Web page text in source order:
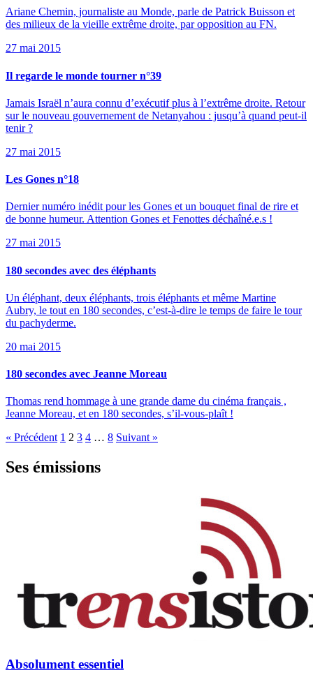
Ariane Chemin, journaliste au Monde, parle de Patrick Buisson et
des milieux de la vieille extrême droite, par opposition au FN.
27 mai 2015
Il regarde le monde tourner n°39
Jamais Israël n’aura connu d’exécutif plus à l’extrême droite. Retour
sur le nouveau gouvernement de Netanyahou : jusqu’à quand peut-il
tenir ?
27 mai 2015
Les Gones n°18
Dernier numéro inédit pour les Gones et un bouquet final de rire et
de bonne humeur. Attention Gones et Fenottes déchaîné.e.s !
27 mai 2015
180 secondes avec des éléphants
Un éléphant, deux éléphants, trois éléphants et même Martine
Aubry, le tout en 180 secondes, c’est-à-dire le temps de faire le tour
du pachyderme.
20 mai 2015
180 secondes avec Jeanne Moreau
Thomas rend hommage à une grande dame du cinéma français ,
Jeanne Moreau, et en 180 secondes, s’il-vous-plaît !
« Précédent 1 2 3 4 … 8 Suivant »
Ses émissions
Absolument essentiel